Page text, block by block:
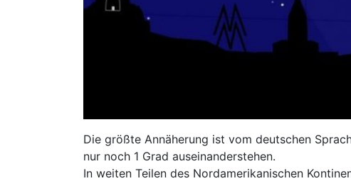
Die größte Annäherung ist vom deutschen
nur noch 1 Grad auseinanderstehen.
In weiten Teilen des Nordamerikanischen